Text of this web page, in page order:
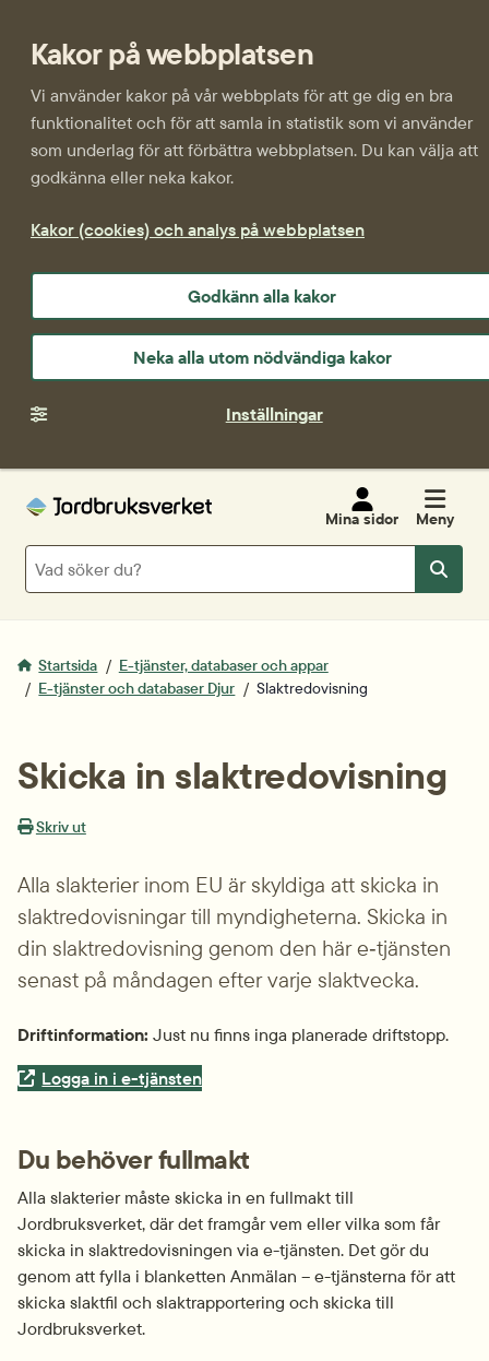
Kakor på webbplatsen
Vi använder kakor på vår webbplats för att ge dig en bra
funktionalitet och för att samla in statistik som vi använder
som underlag för att förbättra webbplatsen. Du kan välja att
godkänna eller neka kakor.
Kakor (cookies) och analys på webbplatsen
Godkänn alla kakor
Neka alla utom nödvändiga kakor
Inställningar
Mina sidor Meny
Sök
Sök
Startsida
E-tjänster, databaser och appar
E-tjänster och databaser Djur
Slaktredovisning
Skicka in slaktredovisning
Skriv ut
Alla slakterier inom EU är skyldiga att skicka in
slakt­redovisningar till myndigheterna. Skicka in
din slaktredovisning genom den här e‑tjänsten
senast på måndagen efter varje slaktvecka.
Driftinformation: Just nu finns inga planerade driftstopp.
Extern länk.
Logga in i e-tjänsten
Du behöver fullmakt
Alla slakterier måste skicka in en fullmakt till
Jordbruksverket, där det framgår vem eller vilka som får
skicka in slakt­redovisningen via e-tjänsten. Det gör du
genom att fylla i blanketten Anmälan – e-tjänsterna för att
skicka slaktfil och slaktrapportering och skicka till
Jordbruksverket.